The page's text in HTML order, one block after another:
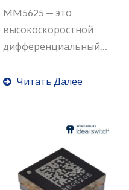
MM5625 — это
высокоскоростной
дифференциальный
Читать Далее